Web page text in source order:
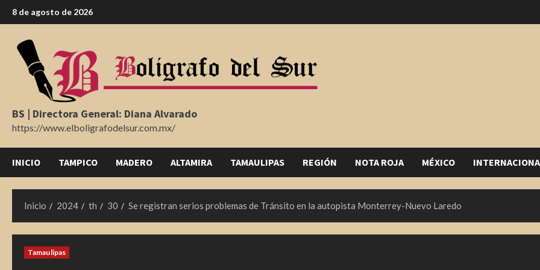
Saltar
al
contenido
8 de agosto de 2026
BS | Directora General: Diana Alvarado
https://www.elboligrafodelsur.com.mx/
INICIO TAMPICO MADERO ALTAMIRA TAMAULIPAS REGIÓN NOTA ROJA MÉXICO
Inicio 2024 th 30 Se registran serios problemas de Tránsito en la autopista Monterrey-Nuevo Laredo
Tamaulipas